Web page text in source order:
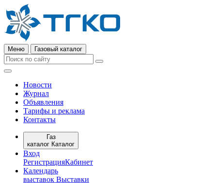
Меню Газовый каталог
Новости
Журнал
Объявления
Тарифы и реклама
Контакты
Газ
каталог Каталог
Вход
РегистрацияКабинет
Календарь
выставок Выставки